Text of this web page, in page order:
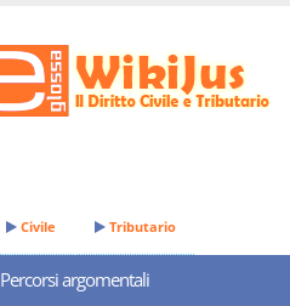
Civile Tributario
Percorsi argomentali